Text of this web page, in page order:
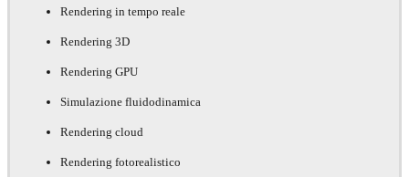
Rendering in tempo reale
Rendering 3D
Rendering GPU
Simulazione fluidodinamica
Rendering cloud
Rendering fotorealistico